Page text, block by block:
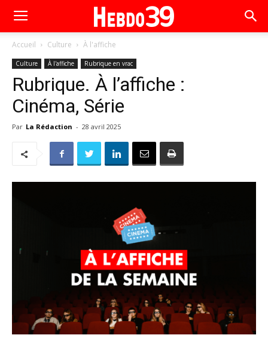
Accueil Culture À l'affiche
Culture À l'affiche Rubrique en vrac
Rubrique. À l’affiche :
Cinéma, Série
Par La Rédaction - 28 avril 2025